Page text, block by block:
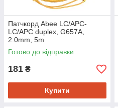
Патчкорд Abee LC/APC-
LC/APC duplex, G657A,
2.0mm, 5m
Готово до відправки
181 ₴
Купити